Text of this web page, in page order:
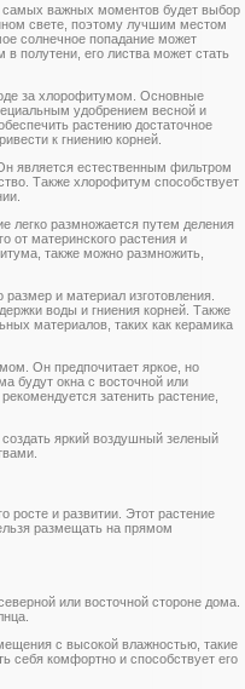
самых важных моментов будет выбор
свете, поэтому лучшим местом
солнечное попадание может
полутени, его листва может стать
за хлорофитумом. Основные
удобрением весной и
растению достаточное
к гниению корней.
является естественным фильтром
Также хлорофитум способствует
легко размножается путем деления
от материнского растения и
также можно размножить,
и материал изготовления.
воды и гниения корней. Также
материалов, таких как керамика
Он предпочитает яркое, но
будут окна с восточной или
затенить растение,
яркий воздушный зеленый
росте и развитии. Этот растение
размещать на прямом
или восточной стороне дома.
с высокой влажностью, такие
себя комфортно и способствует его